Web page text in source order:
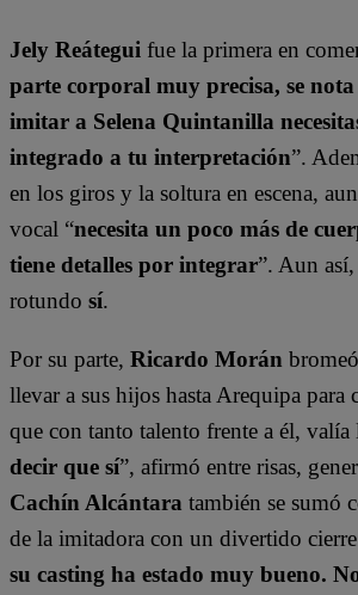
Jely Reátegui fue la primera en
parte corporal muy precisa, se
imitar a Selena Quintanilla
integrado a tu interpretación”.
en los giros y la soltura en escena,
vocal “necesita un poco más de
tiene detalles por integrar”. Aun
rotundo sí.
Por su parte, Ricardo Morán
llevar a sus hijos hasta Arequipa para
que con tanto talento frente a él, valía
decir que sí”, afirmó entre risas,
Cachín Alcántara también se sumó
de la imitadora con un divertido
su casting ha estado muy bueno.